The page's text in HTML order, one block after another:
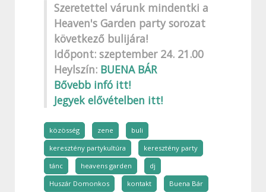
Szeretettel várunk mindentki a
Heaven's Garden party sorozat
következő bulijára!
Időpont: szeptember 24. 21.00
Heylszín: BUENA BÁR
Bővebb infó itt!
Jegyek elővételben itt!
közösség zene
buli
keresztény partykultúra
keresztény party
tánc
heavens garden
dj
Huszár Domonkos
kontakt Buena Bár